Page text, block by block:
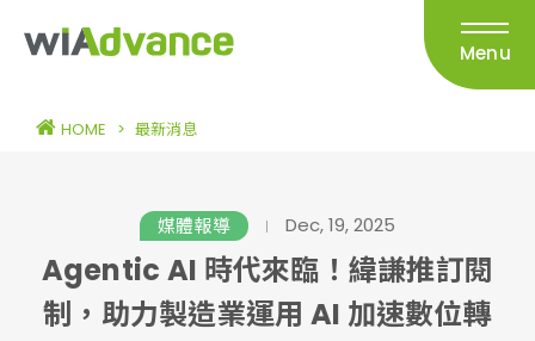
Menu
HOME > 最新消息
媒體報導 Dec, 19, 2025
Agentic AI 時代來臨！緯謙推訂閱
制，助力製造業運用 AI 加速數位轉